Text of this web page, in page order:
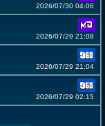
2026/07/30 04:06
2026/07/29 21:08
2026/07/29 21:04
2026/07/29 02:15